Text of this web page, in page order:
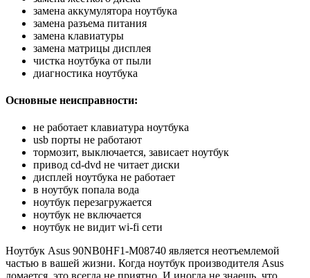
замена аккумулятора ноутбука
замена разъема питания
замена клавиатуры
замена матрицы дисплея
чистка ноутбука от пыли
диагностика ноутбука
Основные неисправности:
не работает клавиатура ноутбука
usb порты не работают
тормозит, выключается, зависает ноутбук
привод cd-dvd не читает диски
дисплей ноутбука не работает
в ноутбук попала вода
ноутбук перезагружается
ноутбук не включается
ноутбук не видит wi-fi сети
Ноутбук Asus 90NB0HF1-M08740 является неотъемлемой
частью в вашей жизни. Когда ноутбук производителя Asus